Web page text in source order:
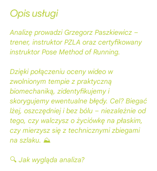
Opis usługi
Analizę prowadzi Grzegorz Paszkiewicz –
trener, instruktor PZLA oraz certyfikowany
instruktor Pose Method of Running.
Dzięki połączeniu oceny wideo w
zwolnionym tempie z praktyczną
biomechaniką, zidentyfikujemy i
skorygujemy ewentualne błędy. Cel? Biegać
lżej, oszczędniej i bez bólu – niezależnie od
tego, czy walczysz o życiówkę na płaskim,
czy mierzysz się z technicznymi zbiegami
na szlaku. ⛰️
🔍 Jak wygląda analiza?